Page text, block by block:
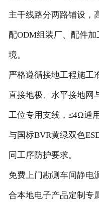
主干线路分两路铺设，
配ODM组装厂、配件
境。
严格遵循接地工程施工
直接地极、水平接地网
工位专用支线，≤4Ω通
与国标BVR黄绿双色
同工序防护要求。
免费上门勘测车间静电
合本地电子产品定制专